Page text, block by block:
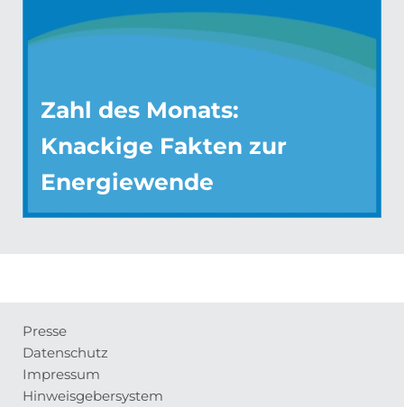
Zahl des Monats:
Knackige Fakten zur
Energiewende
Meta-
Navigation
Presse
Datenschutz
Impressum
Hinweisgebersystem